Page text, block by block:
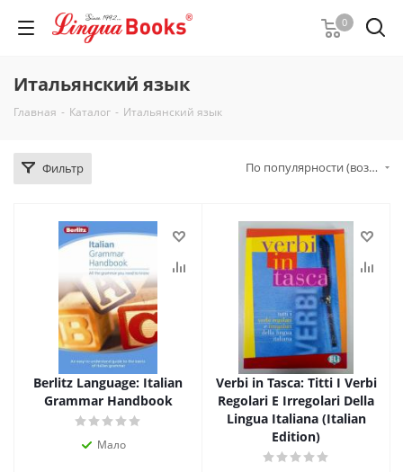
0
Итальянский язык
Главная - Каталог - Итальянский язык
Фильтр По популярности (возрастание)
Berlitz Language: Italian
Grammar Handbook
Мало
Verbi in Tasca: Titti I Verbi
Regolari E Irregolari Della
Lingua Italiana (Italian
Edition)